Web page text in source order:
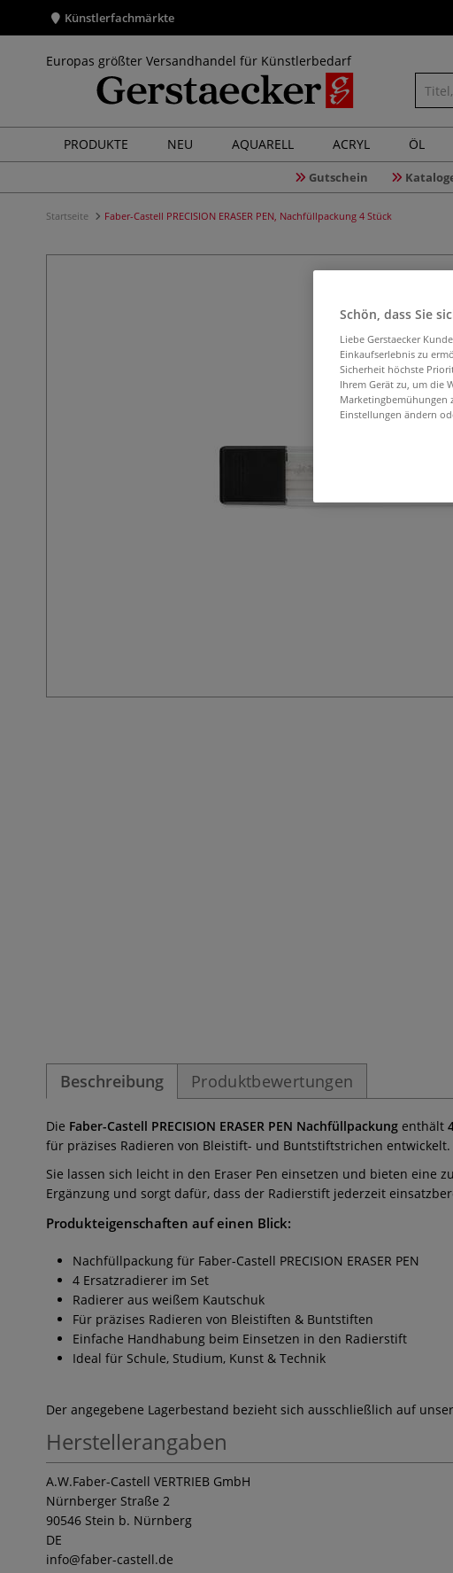
Künstlerfachmärkte
Europas größter Versandhandel für Künstlerbedarf
PRODUKTE NEU AQUARELL ACRYL ÖL
Gutschein
Startseite Faber-Castell PRECISION ERASER PEN, Nachfüllpackung 4 Stück
Beschreibung Produktbewertungen
Die Faber-Castell PRECISION ERASER PEN Nachfüllpackung enthält
für präzises Radieren von Bleistift- und Buntstiftstrichen entwickelt.
Sie lassen sich leicht in den Eraser Pen einsetzen und bieten eine
Ergänzung und sorgt dafür, dass der Radierstift jederzeit
Produkteigenschaften auf einen Blick:
Nachfüllpackung für Faber-Castell PRECISION ERASER PEN
4 Ersatzradierer im Set
Radierer aus weißem Kautschuk
Für präzises Radieren von Bleistiften & Buntstiften
Einfache Handhabung beim Einsetzen in den Radierstift
Ideal für Schule, Studium, Kunst & Technik
Der angegebene Lagerbestand bezieht sich ausschließlich auf
Herstellerangaben
A.W.Faber-Castell VERTRIEB GmbH
Nürnberger Straße 2
90546 Stein b. Nürnberg
DE
info@faber-castell.de
Schön, dass Sie
Liebe Gerstaecker
Einkaufserlebnis zu
Sicherheit höchste
Ihrem Gerät zu, um die
Marketingbemühungen
Einstellungen ändern